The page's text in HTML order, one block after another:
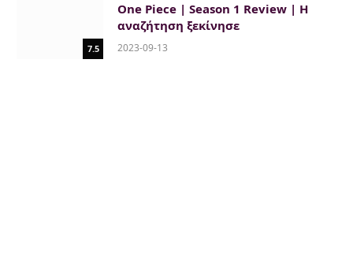
7.5
One Piece | Season 1 Review | Η
αναζήτηση ξεκίνησε
2023-09-13